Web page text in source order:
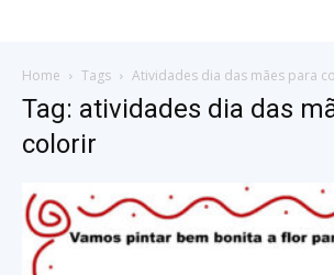
Home Tags Atividades dia das mães para
Tag: atividades dia das
colorir